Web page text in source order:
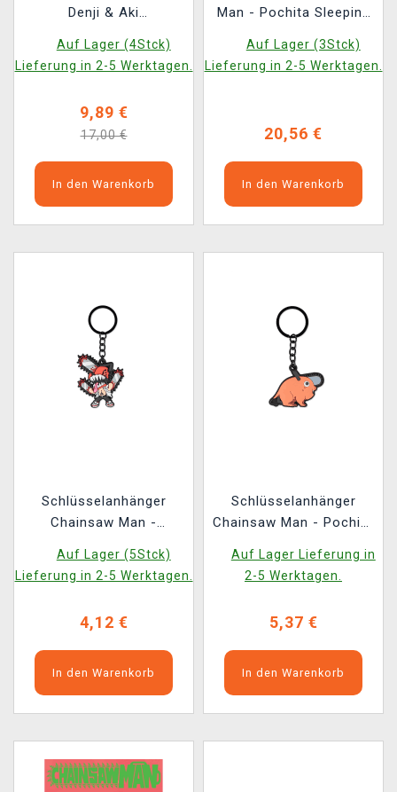
Denji & Aki
Auf Lager (4Stck)
Lieferung in 2-5 Werktagen.
9,89 €
17,00 €
In den Warenkorb
Man - Pochita Sleeping
Auf Lager (3Stck)
Lieferung in 2-5 Werktagen.
20,56 €
In den Warenkorb
Schlüsselanhänger
Chainsaw Man -
Auf Lager (5Stck)
Lieferung in 2-5 Werktagen.
4,12 €
In den Warenkorb
Schlüsselanhänger
Chainsaw Man - Pochita
Auf Lager Lieferung in
2-5 Werktagen.
5,37 €
In den Warenkorb